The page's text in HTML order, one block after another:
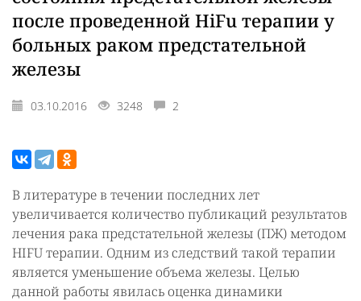
после проведенной HiFu терапии у
больных раком предстательной
железы
03.10.2016 3248 2
В литературе в течении последних лет
увеличивается количество публикаций результатов
лечения рака предстательной железы (ПЖ) методом
HIFU терапии. Одним из следствий такой терапии
является уменьшение объема железы. Целью
данной работы явилась оценка динамики